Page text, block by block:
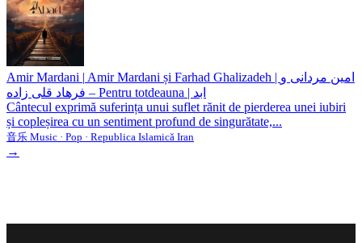
Amir Mardani | Amir Mardani și Farhad Ghalizadeh | امین مردانی و
فرهاد قلی زاده – Pentru totdeauna | ابد
Cântecul exprimă suferința unui suflet rănit de pierderea unei iubiri
și copleșirea cu un sentiment profund de singurătate,...
音乐 Music · Pop · Republica Islamică Iran
→